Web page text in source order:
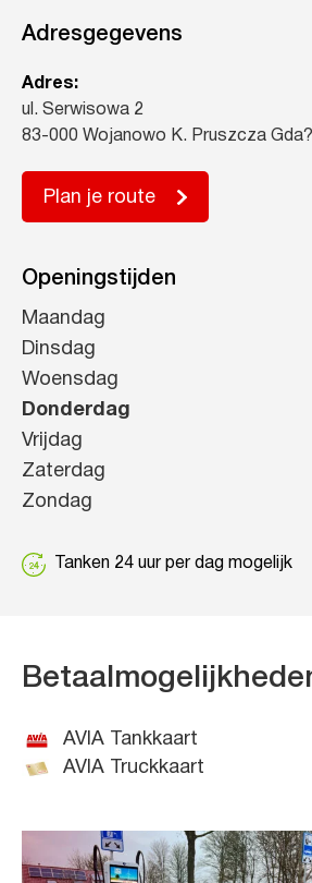
Adresgegevens
Adres:
ul. Serwisowa 2
83-000 Wojanowo K. Pruszcza
Plan je route
Openingstijden
Maandag
Dinsdag
Woensdag
Donderdag
Vrijdag
Zaterdag
Zondag
Tanken 24 uur per dag mogelijk
AVIA Tankkaart
AVIA Truckkaart